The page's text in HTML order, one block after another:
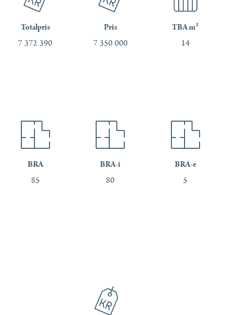
Totalpris
7 372 390
Pris
7 350 000
TBA m²
14
BRA
85
BRA-i
80
BRA-e
5